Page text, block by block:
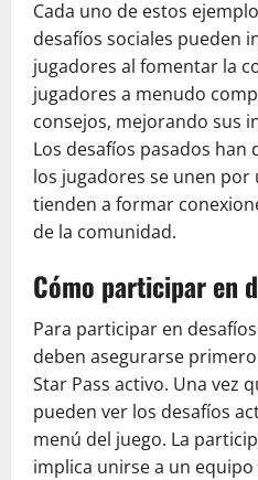
Cada uno de estos
desafíos sociales pueden
jugadores al fomentar la
jugadores a menudo
consejos, mejorando sus
Los desafíos pasados
los jugadores se unen por
tienden a formar
de la comunidad.
Cómo participar en
Para participar en
deben asegurarse
Star Pass activo. Una vez
pueden ver los desafíos
menú del juego. La
implica unirse a un